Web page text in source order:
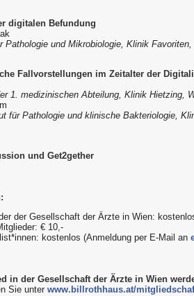
digitalen Befundung
Pathologie und Mikrobiologie, Klinik Favoriten,
Fallvorstellungen im Zeitalter der
1. medizinischen Abteilung, Klinik Hietzing,
für Pathologie und klinische Bakteriologie,
und Get2gether
der Gesellschaft der Ärzte in Wien:
€ 10,-
kostenlos (Anmeldung per E-Mail an
in der Gesellschaft der Ärzte in Wien
Sie unterwww.billrothhaus.at/